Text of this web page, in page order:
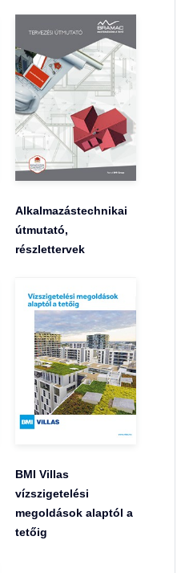
Alkalmazástechnikai
útmutató,
részlettervek
BMI Villas
vízszigetelési
megoldások alaptól a
tetőig